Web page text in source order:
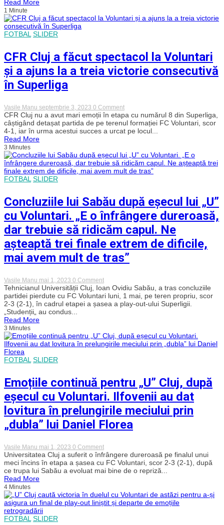
Voluntari:
ciudat”
Read More
1 Minute
FOTBAL SLIDER
CFR Cluj a făcut spectacol la Voluntari
și a ajuns la a treia victorie consecutivă
în Superliga
Vasile Manu septembrie 3, 2023 0 Commenton
CFR
Cluj
a
făcut
Voluntari
și
a
ajuns
treia
victorie
consecutivă
în
CFR Cluj nu a avut mari emoții în etapa cu numărul 8 din Superliga,
câștigând detașat partida de pe terenul formației FC Voluntari, scor
4-1, iar în urma acestui succes a urcat pe locul...
Read More
3 Minutes
FOTBAL SLIDER
Concluziile lui Sabău după eșecul lui „U”
cu Voluntari. „E o înfrângere dureroasă,
dar trebuie să ridicăm capul. Ne
așteaptă trei finale extrem de dificile,
mai avem mult de tras”
Vasile Manu mai 1, 2023 0 Commenton
Concluziile
lui
Sabău
după
cu
Voluntari.
„E
trebuie
să
ridicăm
capul.
Ne
așteaptă
trei
de
dificile,
mai
avem
mult
Tehnicianul Universității Cluj, Ioan Ovidiu Sabău, a tras concluziile
partidei pierdute cu FC Voluntari luni, 1 mai, pe teren propriu, scor
2-3 (2-1), în cadrul etapei a șasea a play-out-ului Superligii.
„Studenții„ au condus...
Read More
3 Minutes
FOTBAL SLIDER
Emoțiile continuă pentru „U” Cluj, după
eșecul cu Voluntari. Ilfovenii au dat
lovitura în prelungirile meciului prin
„dubla” lui Daniel Florea
Vasile Manu mai 1, 2023 0 Commenton
Emoțiile
continuă
pentru
„U”
eșecul
cu
Universitatea Cluj a suferit o înfrângere dureroasă pe finalul unui
meci încins în etapa a șasea cu FC Voluntari, scor 2-3 (2-1), după
ce trupa lui Sabău a evoluat mai bine de o repriză...
Read More
4 Minutes
FOTBAL SLIDER